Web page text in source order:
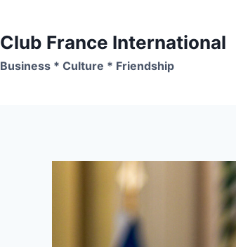
Club France International
Business * Culture * Friendship